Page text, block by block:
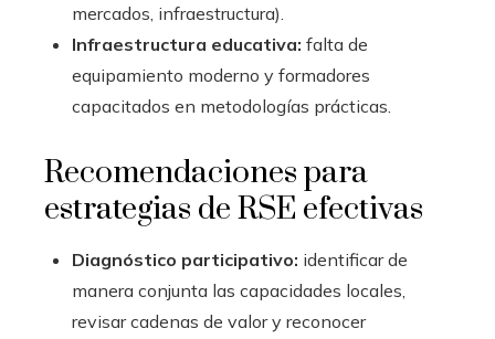
mercados, infraestructura).
Infraestructura educativa: falta de
equipamiento moderno y formadores
capacitados en metodologías prácticas.
Recomendaciones para
estrategias de RSE efectivas
Diagnóstico participativo: identificar de
manera conjunta las capacidades locales,
revisar cadenas de valor y reconocer